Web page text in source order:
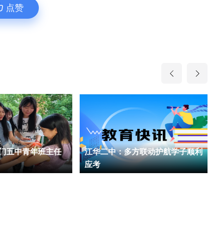
点赞
五中青年班主任
江华二中：多方联动护航学子顺利
应考